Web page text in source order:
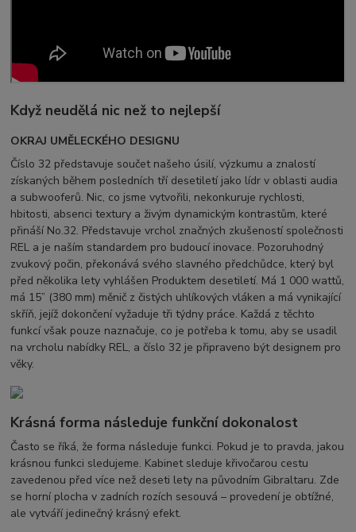
Když neudělá nic než to nejlepší
OKRAJ UMĚLECKÉHO DESIGNU
Číslo 32 představuje součet našeho úsilí, výzkumu a znalostí
získaných během posledních tří desetiletí jako lídr v oblasti audia
a subwooferů. Nic, co jsme vytvořili, nekonkuruje rychlosti,
hbitosti, absenci textury a živým dynamickým kontrastům, které
přináší No.32. Představuje vrchol značných zkušeností společnosti
REL a je naším standardem pro budoucí inovace. Pozoruhodný
zvukový počin, překonává svého slavného předchůdce, který byl
před několika lety vyhlášen Produktem desetiletí. Má 1 000 wattů,
má 15” (380 mm) měnič z čistých uhlíkových vláken a má vynikající
skříň, jejíž dokončení vyžaduje tři týdny práce. Každá z těchto
funkcí však pouze naznačuje, co je potřeba k tomu, aby se usadil
na vrcholu nabídky REL, a číslo 32 je připraveno být designem pro
věky.
Krásná forma následuje funkční dokonalost
Často se říká, že forma následuje funkci. Pokud je to pravda, jakou
krásnou funkci sledujeme. Kabinet sleduje křivočarou cestu
zavedenou před více než deseti lety na původním Gibraltaru. Zde
se horní plocha v zadních rozích sesouvá – provedení je obtížné,
ale vytváří jedinečný krásný efekt.